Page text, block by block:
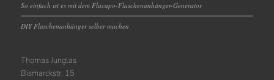
So einfach ist es mit dem Flacapo-Flaschenanhänger-Generator
DIY Flaschenanhänger selber machen
Thomas Junglas
Bismarckstr. 15